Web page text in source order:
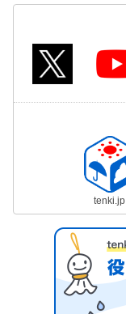
tenki.jp